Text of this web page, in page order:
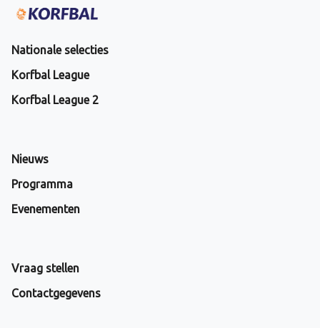
Nationale selecties
Korfbal League
Korfbal League 2
Nieuws
Programma
Evenementen
Vraag stellen
Contactgegevens